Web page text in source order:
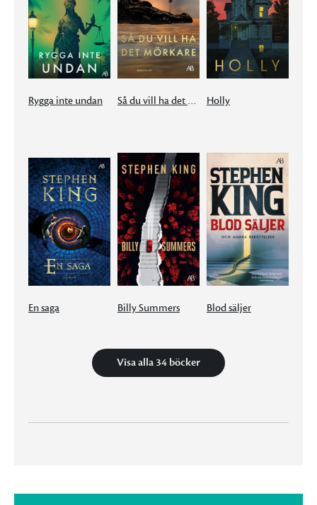
Rygga inte undan Så du vill ha det mörkare Holly
En saga Billy Summers Blod säljer
Visa alla 34 böcker